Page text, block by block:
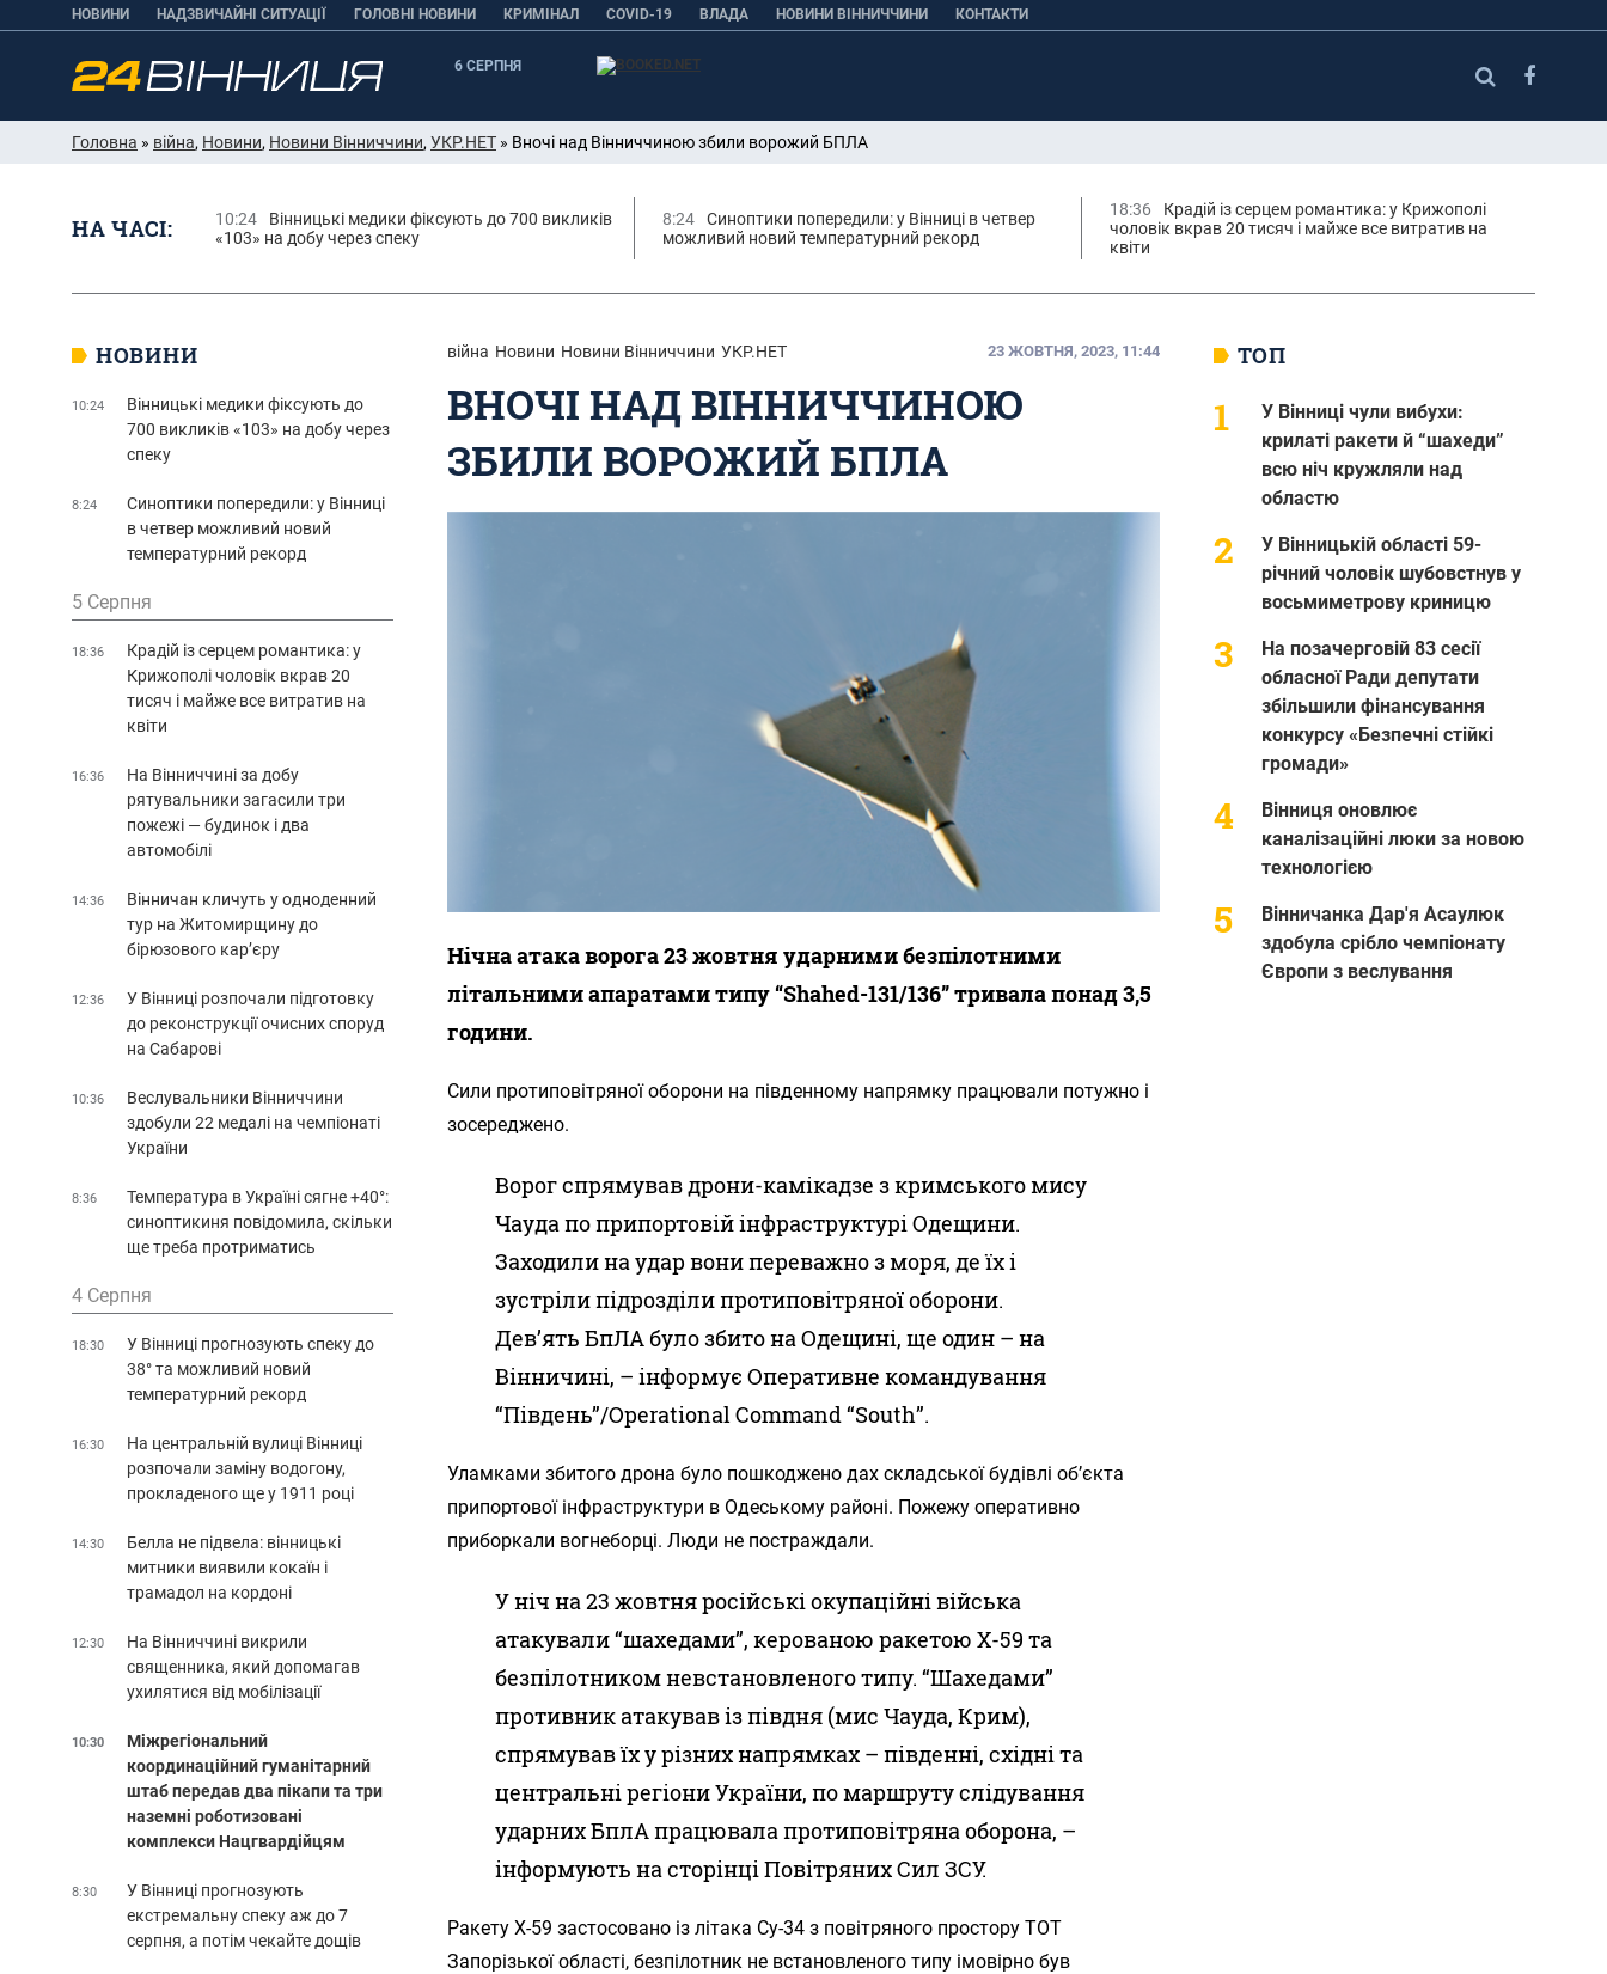
НОВИНИ НАДЗВИЧАЙНІ СИТУАЦІЇ ГОЛОВНІ НОВИНИ КРИМІНАЛ COVID-19 ВЛАДА НОВИНИ ВІННИЧЧИНИ КОНТАКТИ
6 СЕРПНЯ
Головна » війна, Новини, Новини Вінниччини, УКР.НЕТ » Вночі над Вінниччиною збили ворожий БПЛА
НА ЧАСІ: 10:24
Вінницькі медики фіксують до 700 викликів
«103» на добу через спеку
8:24
Синоптики попередили: у Вінниці в четвер
можливий новий температурний рекорд
18:36
Крадій із серцем романтика: у Крижополі
чоловік вкрав 20 тисяч і майже все витратив на
квіти
війна Новини Новини Вінниччини УКР.НЕТ 23 ЖОВТНЯ, 2023, 11:44
ВНОЧІ НАД ВІННИЧЧИНОЮ
ЗБИЛИ ВОРОЖИЙ БПЛА
Нічна атака ворога 23 жовтня ударними безпілотними
літальними апаратами типу “Shahed-131/136” тривала понад 3,5
години.
Сили протиповітряної оборони на південному напрямку працювали потужно і
зосереджено.
Ворог спрямував дрони-камікадзе з кримського мису
Чауда по припортовій інфраструктурі Одещини.
Заходили на удар вони переважно з моря, де їх і
зустріли підрозділи протиповітряної оборони.
Дев’ять БпЛА було збито на Одещині, ще один – на
Вінничині, – інформує Оперативне командування
“Південь”/Operational Command “South”.
Уламками збитого дрона було пошкоджено дах складської будівлі об’єкта
припортової інфраструктури в Одеському районі. Пожежу оперативно
приборкали вогнеборці. Люди не постраждали.
У ніч на 23 жовтня російські окупаційні війська
атакували “шахедами”, керованою ракетою Х-59 та
безпілотником невстановленого типу. “Шахедами”
противник атакував із півдня (мис Чауда, Крим),
спрямував їх у різних напрямках – південні, східні та
центральні регіони України, по маршруту слідування
ударних БплА працювала протиповітряна оборона, –
інформують на сторінці Повітряних Сил ЗСУ.
Ракету Х-59 застосовано із літака Су-34 з повітряного простору ТОТ
Запорізької області, безпілотник не встановленого типу імовірно був
ТОП
У Вінниці чули вибухи:
крилаті ракети й “шахеди”
всю ніч кружляли над
областю
У Вінницькій області 59-
річний чоловік шубовстнув у
восьмиметрову криницю
На позачерговій 83 сесії
обласної Ради депутати
збільшили фінансування
конкурсу «Безпечні стійкі
громади»
Вінниця оновлює
каналізаційні люки за новою
технологією
Вінничанка Дар'я Асаулюк
здобула срібло чемпіонату
Європи з веслування
НОВИНИ
10:24
Вінницькі медики фіксують до
700 викликів «103» на добу через
спеку
8:24
Синоптики попередили: у Вінниці
в четвер можливий новий
температурний рекорд
5 Серпня
18:36
Крадій із серцем романтика: у
Крижополі чоловік вкрав 20
тисяч і майже все витратив на
квіти
16:36
На Вінниччині за добу
рятувальники загасили три
пожежі — будинок і два
автомобілі
14:36
Вінничан кличуть у одноденний
тур на Житомирщину до
бірюзового кар’єру
12:36
У Вінниці розпочали підготовку
до реконструкції очисних споруд
на Сабарові
10:36
Веслувальники Вінниччини
здобули 22 медалі на чемпіонаті
України
8:36
Температура в Україні сягне +40°:
синоптикиня повідомила, скільки
ще треба протриматись
4 Серпня
18:30
У Вінниці прогнозують спеку до
38° та можливий новий
температурний рекорд
16:30
На центральній вулиці Вінниці
розпочали заміну водогону,
прокладеного ще у 1911 році
14:30
Белла не підвела: вінницькі
митники виявили кокаїн і
трамадол на кордоні
12:30
На Вінниччині викрили
священника, який допомагав
ухилятися від мобілізації
10:30
Міжрегіональний
координаційний гуманітарний
штаб передав два пікапи та три
наземні роботизовані
комплекси Нацгвардійцям
8:30
У Вінниці прогнозують
екстремальну спеку аж до 7
серпня, а потім чекайте дощів